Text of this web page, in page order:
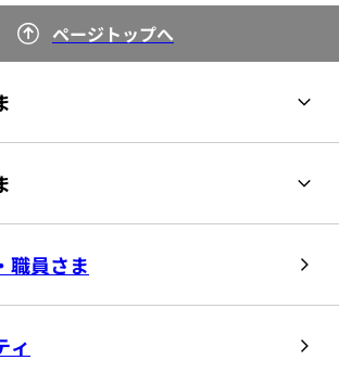
ページトップへ
職員さま
ィ